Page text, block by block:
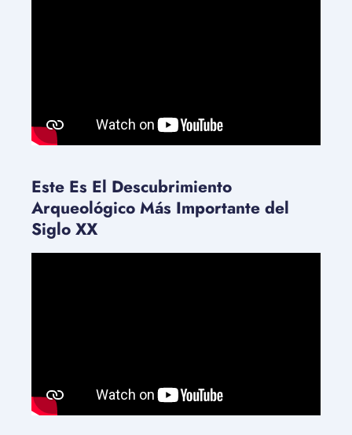
Este Es El Descubrimiento
Arqueológico Más Importante del
Siglo XX